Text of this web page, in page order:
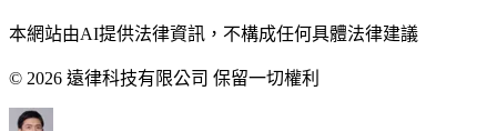
本網站由AI提供法律資訊，不構成任何具體法律建議
© 2026 遠律科技有限公司 保留一切權利